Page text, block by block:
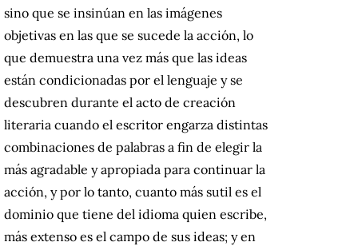
sino que se insinúan en las imágenes
objetivas en las que se sucede la acción, lo
que demuestra una vez más que las ideas
están condicionadas por el lenguaje y se
descubren durante el acto de creación
literaria cuando el escritor engarza distintas
combinaciones de palabras a fin de elegir la
más agradable y apropiada para continuar la
acción, y por lo tanto, cuanto más sutil es el
dominio que tiene del idioma quien escribe,
más extenso es el campo de sus ideas; y en